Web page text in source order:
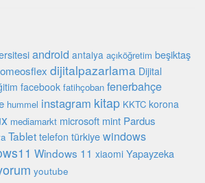
android antalya açıköğretim beşiktaş
dijitalpazarlama Dijital
facebook fatihçoban fenerbahçe
hummel instagram kitap KKTC korona
mediamarkt microsoft mint Pardus
Tablet telefon türkiyewindows
Windows 11 xiaomi Yapayzeka
youtube